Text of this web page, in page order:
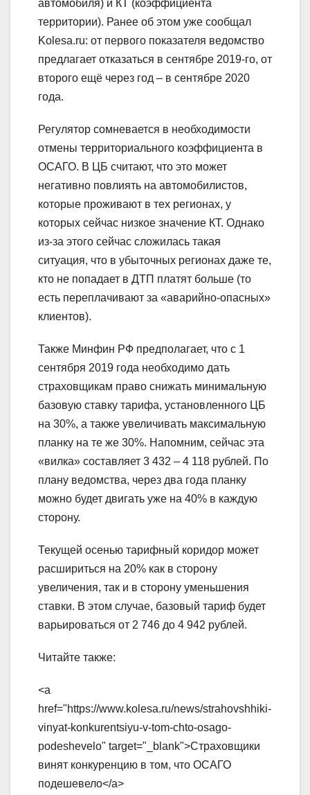
автомобиля) и КТ (коэффициента
территории). Ранее об этом уже сообщал
Kolesa.ru: от первого показателя ведомство
предлагает отказаться в сентябре 2019-го, от
второго ещё через год – в сентябре 2020
года.
Регулятор сомневается в необходимости
отмены территориального коэффициента в
ОСАГО. В ЦБ считают, что это может
негативно повлиять на автомобилистов,
которые проживают в тех регионах, у
которых сейчас низкое значение КТ. Однако
из-за этого сейчас сложилась такая
ситуация, что в убыточных регионах даже те,
кто не попадает в ДТП платят больше (то
есть переплачивают за «аварийно-опасных»
клиентов).
Также Минфин РФ предполагает, что с 1
сентября 2019 года необходимо дать
страховщикам право снижать минимальную
базовую ставку тарифа, установленного ЦБ
на 30%, а также увеличивать максимальную
планку на те же 30%. Напомним, сейчас эта
«вилка» составляет 3 432 – 4 118 рублей. По
плану ведомства, через два года планку
можно будет двигать уже на 40% в каждую
сторону.
Текущей осенью тарифный коридор может
расшириться на 20% как в сторону
увеличения, так и в сторону уменьшения
ставки. В этом случае, базовый тариф будет
варьироваться от 2 746 до 4 942 рублей.
Читайте также:
<a
href="https://www.kolesa.ru/news/strahovshhiki-
vinyat-konkurentsiyu-v-tom-chto-osago-
podeshevelo" target="_blank">Страховщики
винят конкуренцию в том, что ОСАГО
подешевело</a>